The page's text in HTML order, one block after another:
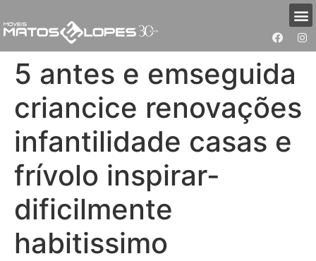
5 antes e emseguida
criancice renovações
infantilidade casas e
frívolo inspirar-
dificilmente
habitissimo